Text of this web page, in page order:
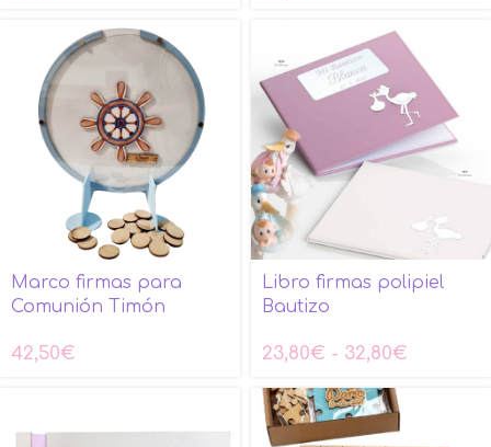
Marco firmas para
Comunión Timón
42,50€
Libro firmas polipiel
Bautizo
23,80€ - 32,80€